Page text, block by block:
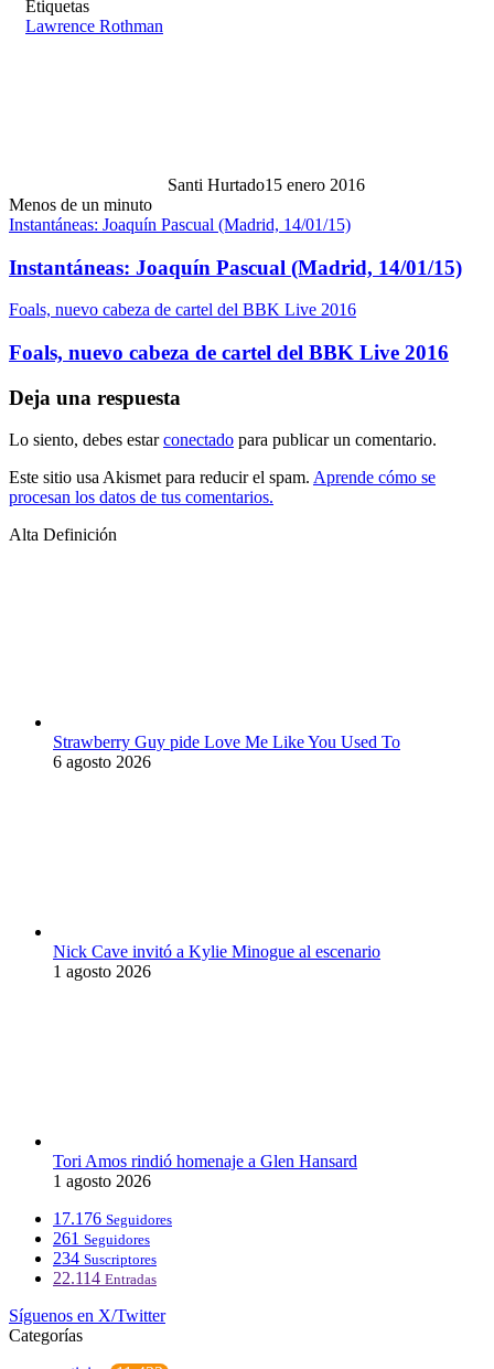
Etiquetas
Lawrence Rothman
Santi Hurtado15 enero 2016
Menos de un minuto
Instantáneas: Joaquín Pascual (Madrid, 14/01/15)
Instantáneas: Joaquín Pascual (Madrid, 14/01/15)
Foals, nuevo cabeza de cartel del BBK Live 2016
Foals, nuevo cabeza de cartel del BBK Live 2016
Deja una respuesta
Lo siento, debes estarconectado para publicar un comentario.
Este sitio usa Akismet para reducir el spam. Aprende cómo se
procesan los datos de tus comentarios.
Alta Definición
Strawberry Guy pide Love Me Like You Used To
6 agosto 2026
Nick Cave invitó a Kylie Minogue al escenario
1 agosto 2026
Tori Amos rindió homenaje a Glen Hansard
1 agosto 2026
17.176 Seguidores
261 Seguidores
234 Suscriptores
22.114 Entradas
Síguenos en X/Twitter
Categorías